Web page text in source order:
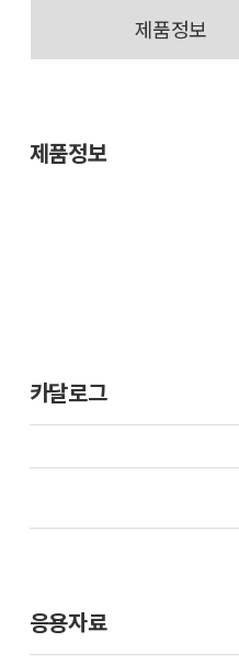
제품정보
제품정보
카달로그
응용자료